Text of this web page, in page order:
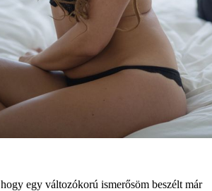
egy változókorú ismerősöm beszélt már